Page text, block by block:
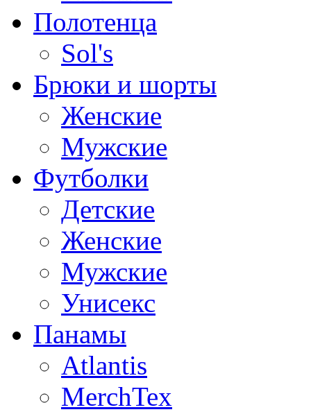
Полотенца
Sol's
Брюки и шорты
Женские
Мужские
Футболки
Детские
Женские
Мужские
Унисекс
Панамы
Atlantis
MerchTex